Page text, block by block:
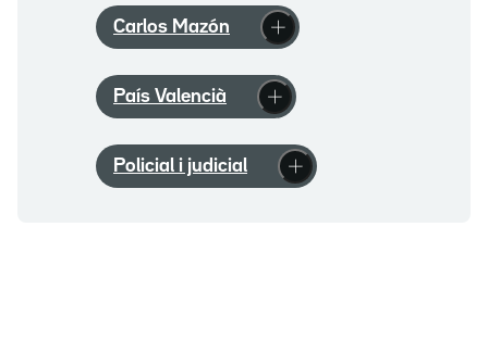
Carlos Mazón
País Valencià
Policial i judicial